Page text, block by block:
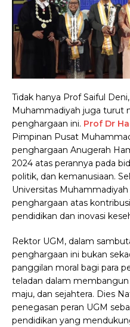
Tidak hanya Prof Saiful
Muhammadiyah juga turut
penghargaan ini. Prof Dr
Pimpinan Pusat
penghargaan Anugerah
2024 atas perannya pada
politik, dan kemanusiaan.
Universitas
penghargaan atas
pendidikan dan inovasi
Rektor UGM, dalam
penghargaan ini bukan
panggilan moral bagi para
teladan dalam
maju, dan sejahtera. Dies
penegasan peran UGM
pendidikan yang